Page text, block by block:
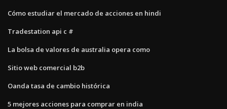
Cómo estudiar el mercado de acciones en hindi
Tradestation api c #
La bolsa de valores de australia opera como
Sitio web comercial b2b
Oanda tasa de cambio histórica
5 mejores acciones para comprar en india